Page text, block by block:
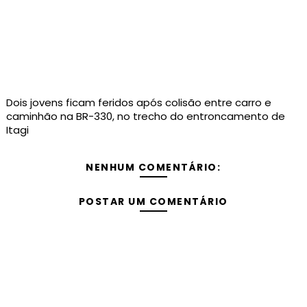
Dois jovens ficam feridos após colisão entre carro e
caminhão na BR-330, no trecho do entroncamento de
Itagi
NENHUM COMENTÁRIO:
POSTAR UM COMENTÁRIO